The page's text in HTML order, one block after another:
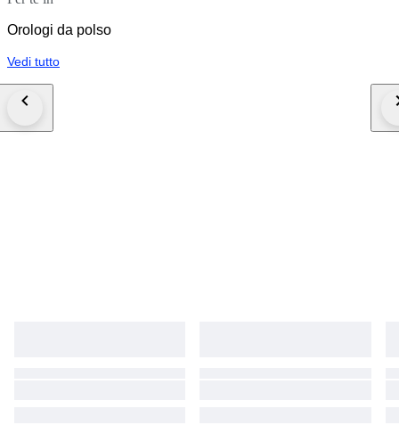
Orologi da polso
Vedi tutto